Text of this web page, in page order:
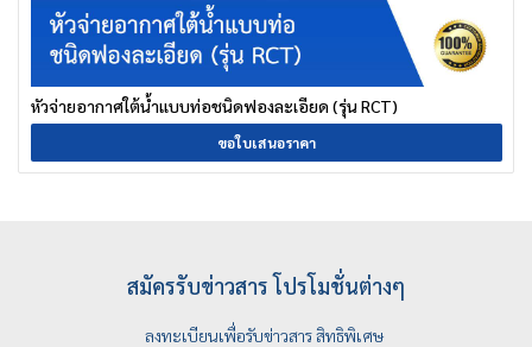
หัวจ่ายอากาศใต้น้ำแบบท่อชนิดฟองละเอียด (รุ่น RCT)
ขอใบเสนอราคา
สมัครรับข่าวสาร โปรโมชั่นต่างๆ
ลงทะเบียนเพื่อรับข่าวสาร สิทธิพิเศษ